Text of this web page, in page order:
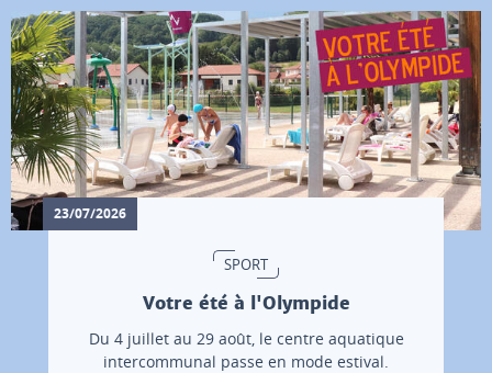
23/07/2026
SPORT
Votre été à l'Olympide
Du 4 juillet au 29 août, le centre aquatique
intercommunal passe en mode estival.